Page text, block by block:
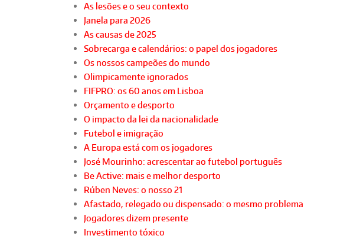
As lesões e o seu contexto
Janela para 2026
As causas de 2025
Sobrecarga e calendários: o papel dos jogadores
Os nossos campeões do mundo
Olimpicamente ignorados
FIFPRO: os 60 anos em Lisboa
Orçamento e desporto
O impacto da lei da nacionalidade
Futebol e imigração
A Europa está com os jogadores
José Mourinho: acrescentar ao futebol português
Be Active: mais e melhor desporto
Rúben Neves: o nosso 21
Afastado, relegado ou dispensado: o mesmo problema
Jogadores dizem presente
Investimento tóxico